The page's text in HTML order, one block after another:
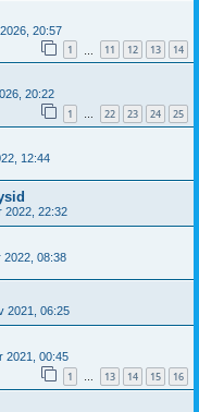
20:57
1 11 12 13 14
20:22
1 … 22 23 24 25
12:44
2022, 22:32
2022, 08:38
2021, 06:25
2021, 00:45
1 … 13 14 15 16